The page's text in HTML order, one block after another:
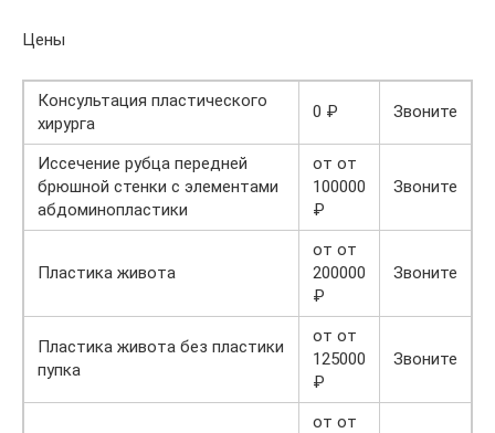
Цены
Консультация пластического
хирурга
0 ₽ Звоните
Иссечение рубца передней
брюшной стенки с элементами
абдоминопластики
от от
100000
₽
Звоните
Пластика живота
от от
200000
₽
Звоните
Пластика живота без пластики
пупка
от от
125000
₽
Звоните
от от